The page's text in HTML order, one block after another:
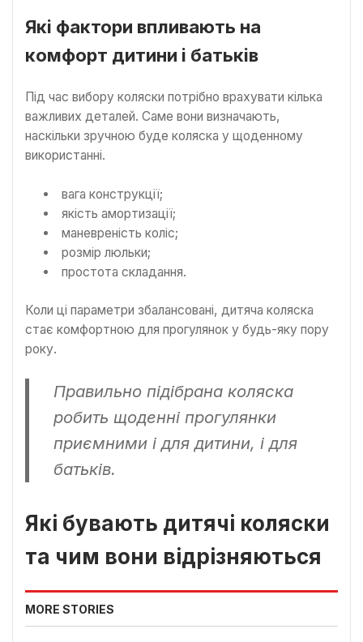
Які фактори впливають на
комфорт дитини і батьків
Під час вибору коляски потрібно врахувати кілька
важливих деталей. Саме вони визначають,
наскільки зручною буде коляска у щоденному
використанні.
вага конструкції;
якість амортизації;
маневреність коліс;
розмір люльки;
простота складання.
Коли ці параметри збалансовані, дитяча коляска
стає комфортною для прогулянок у будь-яку пору
року.
Правильно підібрана коляска
робить щоденні прогулянки
приємними і для дитини, і для
батьків.
Які бувають дитячі коляски
та чим вони відрізняються
MORE STORIES